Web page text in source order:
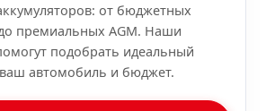
от бюджетных
премиальных AGM. Наши
подобрать идеальный
автомобиль и бюджет.